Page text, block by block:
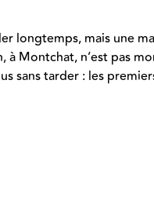
longtemps, mais une
Montchat, n’est pas
sans tarder : les